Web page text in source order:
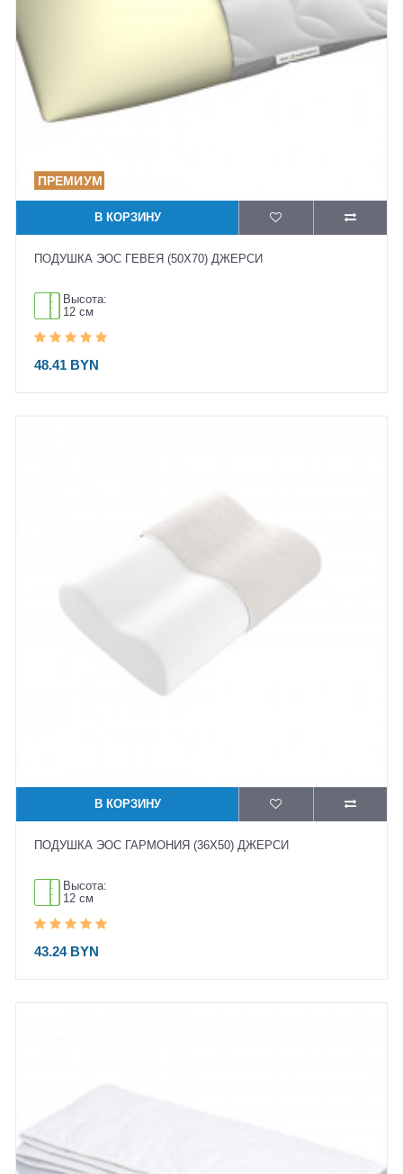
В КОРЗИНУ
ПОДУШКА ЭОС ГЕВЕЯ (50X70) ДЖЕРСИ
Высота:
12 см
48.41 BYN
В КОРЗИНУ
ПОДУШКА ЭОС ГАРМОНИЯ (36X50) ДЖЕРСИ
Высота:
12 см
43.24 BYN